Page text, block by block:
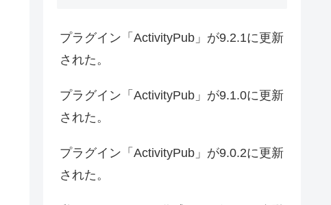
プラグイン「ActivityPub」が9.2.1に更新
された。
プラグイン「ActivityPub」が9.1.0に更新
された。
プラグイン「ActivityPub」が9.0.2に更新
された。